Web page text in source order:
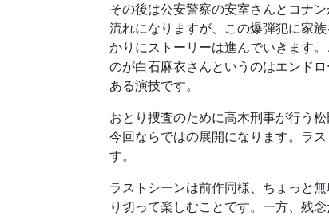
その後は公安警察の安室さんとコナ
流れになりますが、この爆弾犯に家
かりにストーリーは進んでいきます
のが白石麻衣さんというのはエンド
ある演技です。
おとり捜査のために高木刑事が行う
今回ならではの展開になります。ラ
す。
ラストシーンは前作同様、ちょっと
り切って楽しむことです。一方、残